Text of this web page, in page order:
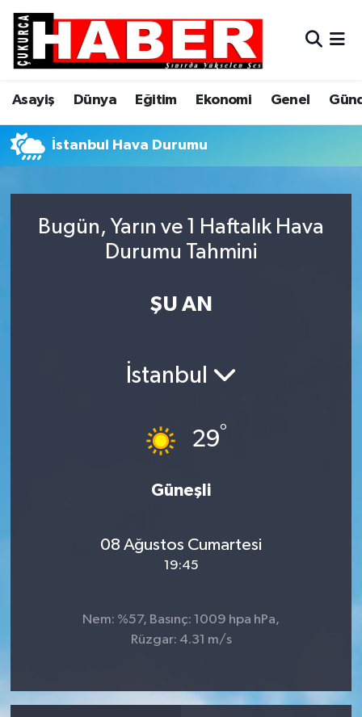
Asayiş Dünya Eğitim Ekonomi Genel
İstanbul Hava Durumu
Bugün, Yarın ve 1 Haftalık Hava
Durumu Tahmini
ŞU AN
İstanbul
29°
Güneşli
08 Ağustos Cumartesi
19:45
Nem: %57, Basınç: 1009 hpa hPa,
Rüzgar: 4.31 m/s
Asayiş
Dünya
Eğitim
Genel
Hava Durumu
Trafik Durumu
Süper Lig Puan Durumu ve Fikstür
Son Dakika Haberleri